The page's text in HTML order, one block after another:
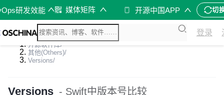
研发效能 媒体矩阵 开源中国APP 切
登录
开源软件库/
其他(Others)/
Versions/
Versions - Swift中版本号比较